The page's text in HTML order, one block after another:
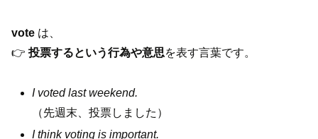
vote は、
👉 投票するという行為や意思を表す言葉です。
I voted last weekend.
（先週末、投票しました）
I think voting is important.